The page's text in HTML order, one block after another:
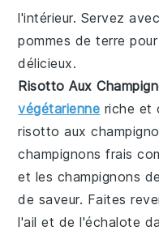
l'intérieur. Servez
pommes de terre
délicieux.
Risotto Aux
végétarienne riche et
risotto aux
champignons frais
et les champignons
de saveur. Faites
l'ail et de l'échalote